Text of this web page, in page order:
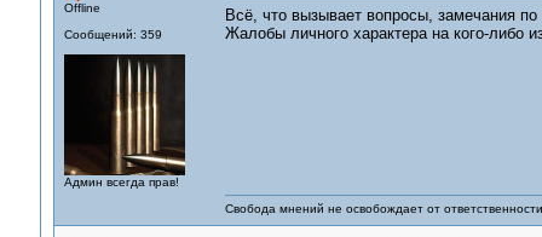
Offline
Сообщений: 359
Админ всегда прав!
Всё, что вызывает вопросы, замечания
Жалобы личного характера на кого-либо
Свобода мнений не освобождает от